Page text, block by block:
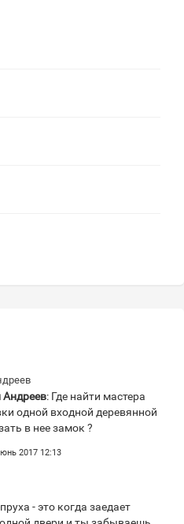
: Где найти мастера
одной входной деревянной
в нее замок ?
2017 12:13
- это когда заедает